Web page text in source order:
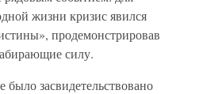
жизни кризис явился
продемонстрировав
силу.
засвидетельствовано